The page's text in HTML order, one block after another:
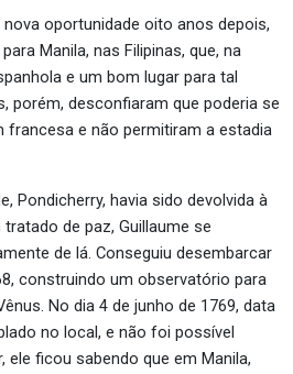
oportunidade oito anos depois,
Manila, nas Filipinas, que, na
e um bom lugar para tal
porém, desconfiaram que poderia se
francesa e não permitiram a estadia
Pondicherry, havia sido devolvida à
de paz, Guillaume se
de lá. Conseguiu desembarcar
construindo um observatório para
No dia 4 de junho de 1769, data
no local, e não foi possível
ele ficou sabendo que em Manila,